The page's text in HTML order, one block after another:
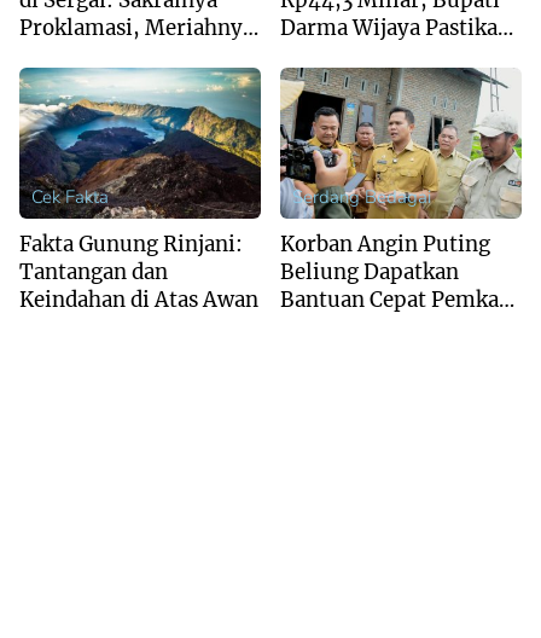
Proklamasi, Meriahnya
Darma Wijaya Pastikan
Sasaran
Cek Fakta
Fakta Gunung Rinjani:
Tantangan dan
Keindahan di Atas Awan
Serdang Bedagai
Korban Angin Puting
Beliung Dapatkan
Bantuan Cepat Pemkab